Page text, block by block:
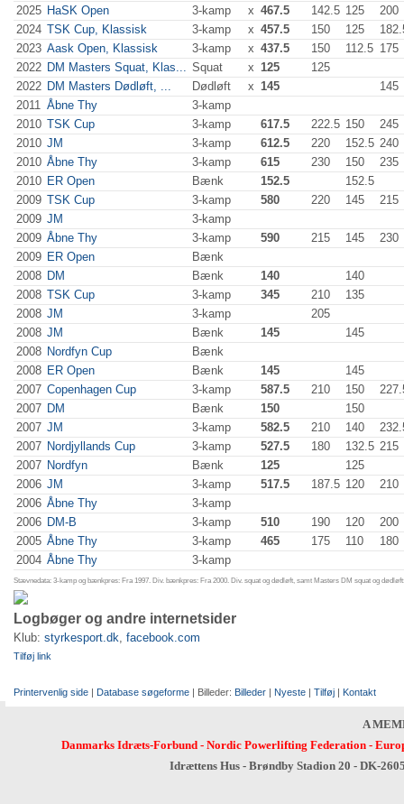
2025 HaSK Open 3-kamp x 467.5 142.5 125
200
2024 TSK Cup, Klassisk 3-kamp x 457.5 150 125
2023 Aask Open, Klassisk 3-kamp x 437.5 150 112.5 175
2022 DM Masters Squat, Klas... Squat x 125
125
2022 DM Masters Dødløft, ... Dødløft x 145
145
2011 Åbne Thy
3-kamp
2010 TSK Cup 3-kamp 617.5 222.5 150
245
2010 JM 3-kamp 612.5 220 152.5 240
2010 Åbne Thy 3-kamp 615 230 150
235
2010 ER Open Bænk 152.5
152.5
2009 TSK Cup 3-kamp 580 220 145
215
2009 JM
3-kamp
2009 Åbne Thy 3-kamp 590 215 145
230
2009 ER Open
Bænk
2008 DM Bænk 140
140
2008 TSK Cup 3-kamp 345 210
135
2008 JM 3-kamp
205
2008 JM Bænk 145
145
2008 Nordfyn Cup
Bænk
2008 ER Open Bænk 145
145
2007 Copenhagen Cup 3-kamp 587.5 210 150
2007 DM Bænk 150
150
2007 JM 3-kamp 582.5 210 140
2007 Nordjyllands Cup 3-kamp 527.5 180 132.5 215
2007 Nordfyn Bænk 125
125
2006 JM 3-kamp 517.5 187.5 120
210
2006 Åbne Thy
3-kamp
2006 DM-B 3-kamp 510 190 120
200
2005 Åbne Thy 3-kamp 465 175 110
180
2004 Åbne Thy 3-kamp
Stævnedata: 3-kamp og bænkpres: Fra 1997. Div. bænkpres: Fra 2000. Div. squat og dødløft, samt Masters DM squat og
Logbøger og andre internetsider
Klub: styrkesport.dk, facebook.com
Tilføj link
Printervenlig side | Database søgeforme | Billeder: Billeder | Nyeste | Tilføj | Kontakt
A
Danmarks Idræts-Forbund- Nordic Powerlifting Federation-
Idrættens Hus - Brøndby Stadion 20 - DK-